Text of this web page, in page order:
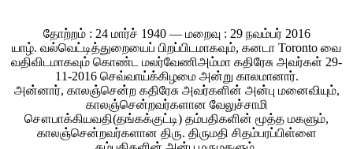
தோற்றம் : 24 மார்ச் 1940 — மறைவு : 29 நவம்பர் 2016
யாழ். வல்வெட்டித்துறையைப் பிறப்பிடமாகவும், கனடா Toronto வை
வதிவிடமாகவும் கொண்ட மலர்வேணிஅம்மா கதிரேசு அவர்கள் 29-
11-2016 செவ்வாய்க்கிழமை அன்று காலமானார்.
அன்னார், காலஞ்சென்ற கதிரேசு அவர்களின் அன்பு மனைவியும்,
காலஞ்சென்றவர்களான வேலுச்சாமி
சௌபாக்கியவதி(தங்கக்குட்டி) தம்பதிகளின் மூத்த மகளும்,
காலஞ்சென்றவர்களான திரு. திருமதி சிதம்பரப்பிள்ளை